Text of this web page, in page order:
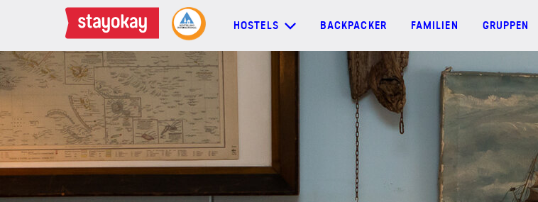
HOSTELS BACKPACKER FAMILIEN GRUPPEN
HOSTELS
BACKPACKER